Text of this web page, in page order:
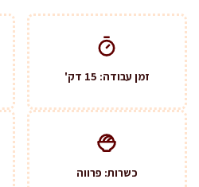
זמן עבודה: 15 דק'
כשרות: פרווה